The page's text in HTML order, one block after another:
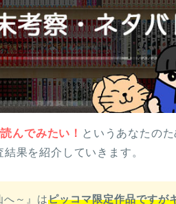
んでみたい！ というあなたの
果を紹介していきます。
～』はピッコマ限定作品ですが